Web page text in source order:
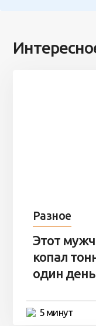
Разное
Этот
копал
один день
5 минут